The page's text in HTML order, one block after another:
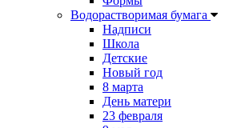
Водорастворимая бумага
Надписи
Школа
Детские
Новый год
8 марта
День матери
23 февраля